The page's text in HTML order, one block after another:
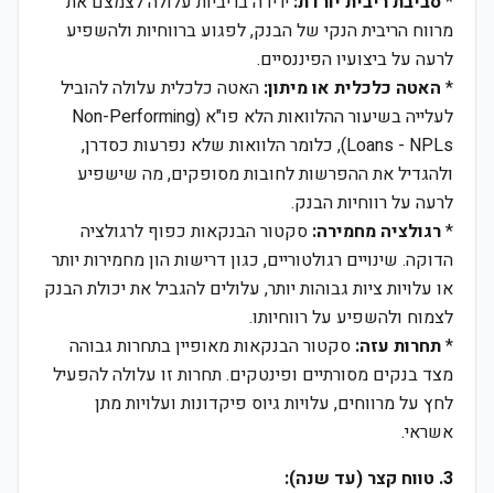
מרווח הריבית הנקי של הבנק, לפגוע ברווחיות ולהשפיע
לרעה על ביצועיו הפיננסיים.
* האטה כלכלית או מיתון: האטה כלכלית עלולה להוביל
לעלייה בשיעור ההלוואות הלא פו"א (Non-Performing
Loans - NPLs), כלומר הלוואות שלא נפרעות כסדרן,
ולהגדיל את ההפרשות לחובות מסופקים, מה שישפיע
לרעה על רווחיות הבנק.
*רגולציה מחמירה: סקטור הבנקאות כפוף לרגולציה
הדוקה. שינויים רגולטוריים, כגון דרישות הון מחמירות יותר
או עלויות ציות גבוהות יותר, עלולים להגביל את יכולת הבנק
לצמוח ולהשפיע על רווחיותו.
*תחרות עזה: סקטור הבנקאות מאופיין בתחרות גבוהה
מצד בנקים מסורתיים ופינטקים. תחרות זו עלולה להפעיל
לחץ על מרווחים, עלויות גיוס פיקדונות ועלויות מתן
אשראי.
3. טווח קצר (עד שנה):